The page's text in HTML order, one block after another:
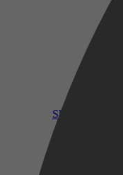
SkyShowtime